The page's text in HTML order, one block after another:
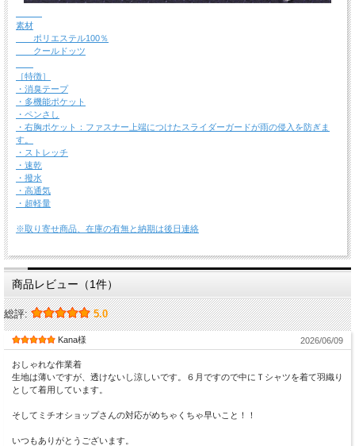
素材
ポリエステル100％
クールドッツ
［特徴］
・消臭テープ
・多機能ポケット
・ペンさし
・右胸ポケット：ファスナー上端につけたスライダーガードが雨の侵入を防ぎま
す。
・ストレッチ
・速乾
・撥水
・高通気
・超軽量
※取り寄せ商品、在庫の有無と納期は後日連絡
商品レビュー（1件）
総評: 5.0
Kana様 2026/06/09
おしゃれな作業着
生地は薄いですが、透けないし涼しいです。６月ですので中にＴシャツを着て羽織り
として着用しています。
そしてミチオショップさんの対応がめちゃくちゃ早いこと！！
いつもありがとうございます。